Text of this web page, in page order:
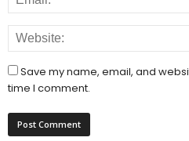
Save my name, email, and
time I comment.